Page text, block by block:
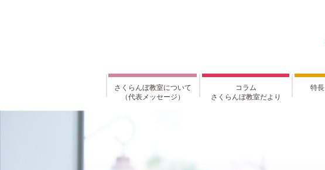
さくらんぼ教室について
（代表メッセージ）
コラム
さくらんぼ教室だより
特長